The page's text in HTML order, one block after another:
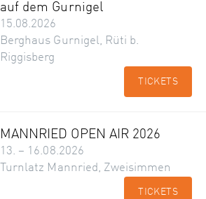
auf dem Gurnigel
15.08.2026
Berghaus Gurnigel, Rüti b.
Riggisberg
TICKETS
MANNRIED OPEN AIR 2026
13. – 16.08.2026
Turnlatz Mannried, Zweisimmen
TICKETS